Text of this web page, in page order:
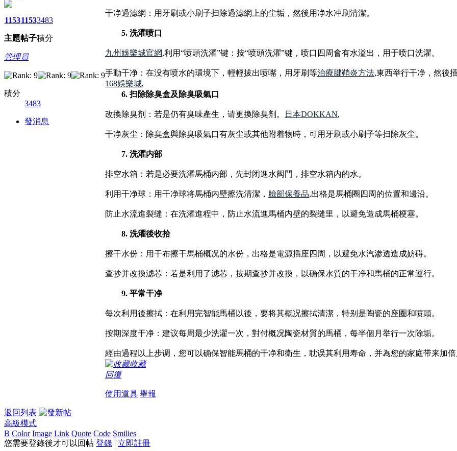
1153
主題
1153
帖子
3483
積分
管理員
積分
3483
發消息
干净過滤網：用牙刷或小刷子扫除過滤網上的尘垢，然後用净水冲刷清潔。
5. 洗濯喷口
九州娛樂城官網,利用“喷頭洗濯”键：按“喷頭洗濯”键，喷口四周會有水溢出，用于喷口洗濯。
手動干净：在没有喷水的環境下，輕輕拔出喷嘴，用牙刷等治療腱鞘炎方法,東西举行干净，然後
168娛樂城,
6. 扫除除臭盒及除臭吸氣口
改換除臭剂：若是仍有臭味產生，请更換除臭剂。 日本DOKKAN,
干净灰尘：除臭盒與除臭吸氣口有灰尘或其他附着物時，可用牙刷或小刷子等扫除灰尘。
7. 洗濯内部
排空水箱：若是必要洗濯馬桶内部，先封闭進水阀門，排空水箱内的水。
利用干净球：用干净球将馬桶内壁擦洗清潔， 臉部保養品,出格是馬桶圈四周的位置和邊沿。
防止水流進裂缝：在洗濯進程中，防止水流進馬桶内壁的裂缝里，以避免造成馬桶梗塞。
8. 洗濯後收拾
擦干水份：用干布擦干馬桶概况的水份，出格是電源插座四周，以避免水汽渗透造成妨碍。
查抄并改換滤芯：若是利用了滤芯，按期查抄并改換，以确保水質的干净和馬桶的正常運行。
9. 平常干净
每次利用後擦拭：在利用完智能馬桶以後，要将其概况擦拭清潔，特别是陶瓷的座圈和喷頭。
按期深度干净：建议每周最少洗濯一次，對付概况陶瓷材質的馬桶，每半個月举行一次除垢。
經由過程以上步调，您可以确保智能馬桶的干净和衛生，耽误其利用寿命，并為您的家庭带来加倍
收藏
回復
使用道具 舉報
返回列表
高級模式
B Color Image Link Quote Code Smilies
您需要登錄後才可以回帖 登錄 | 立即註冊